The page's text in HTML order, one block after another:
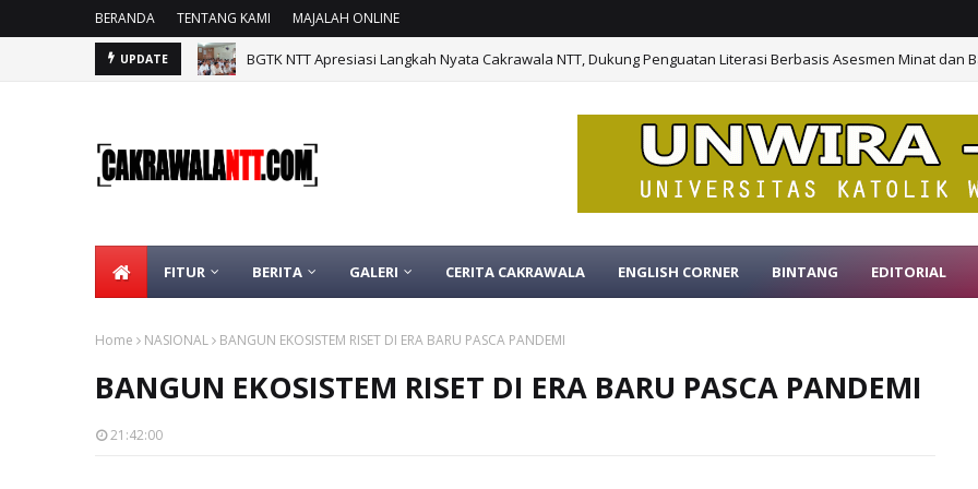
BERANDA TENTANG KAMI MAJALAH ONLINE
UPDATE BGTK NTT Apresiasi Langkah Nyata Cakrawala NTT, Dukung Penguatan Literasi Berbasis Asesmen Minat dan
FITUR BERITA GALERI CERITA CAKRAWALA ENGLISH CORNER BINTANG EDITORIAL
Home NASIONAL BANGUN EKOSISTEM RISET DI ERA BARU PASCA PANDEMI
BANGUN EKOSISTEM RISET DI ERA BARU PASCA PANDEMI
21:42:00